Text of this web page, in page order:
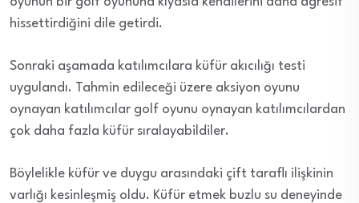
hissettirdiğini dile getirdi.
Sonraki aşamada katılımcılara küfür akıcılığı testi
uygulandı. Tahmin edileceği üzere aksiyon oyunu
oynayan katılımcılar golf oyunu oynayan katılımcılardan
çok daha fazla küfür sıralayabildiler.
Böylelikle küfür ve duygu arasındaki çift taraflı ilişkinin
varlığı kesinleşmiş oldu. Küfür etmek buzlu su deneyinde